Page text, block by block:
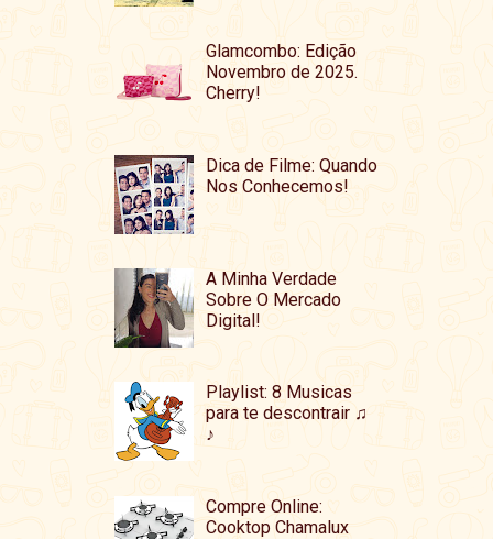
Glamcombo: Edição
Novembro de 2025.
Cherry!
Dica de Filme: Quando
Nos Conhecemos!
A Minha Verdade
Sobre O Mercado
Digital!
Playlist: 8 Musicas
para te descontrair ♫
♪
Compre Online:
Cooktop Chamalux